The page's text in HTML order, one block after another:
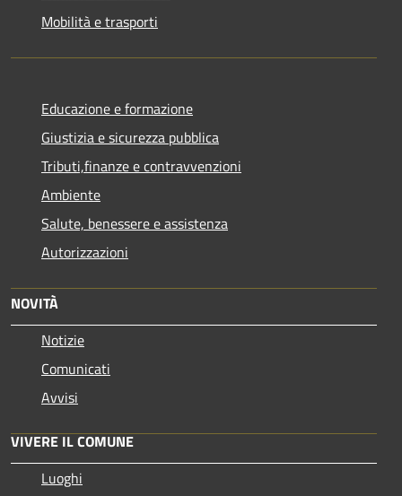
Mobilità e trasporti
Educazione e formazione
Giustizia e sicurezza pubblica
Tributi,finanze e contravvenzioni
Ambiente
Salute, benessere e assistenza
Autorizzazioni
NOVITÀ
Notizie
Comunicati
Avvisi
VIVERE IL COMUNE
Luoghi